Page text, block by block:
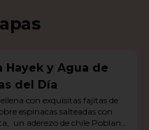
Hayek y Agua de
del Día
con exquisitas fajitas de
espinacas salteadas con
un aderezo de chile Poblano.